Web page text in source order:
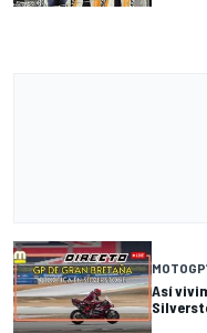
MOTOGP
Así